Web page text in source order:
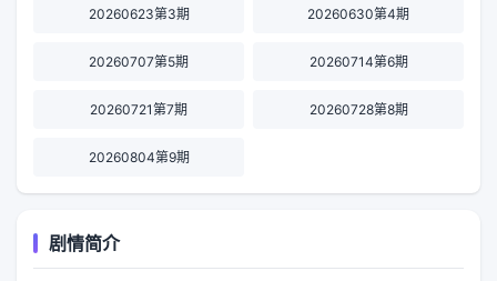
20260623第3期 20260630第4期
20260707第5期 20260714第6期
20260721第7期 20260728第8期
20260804第9期
剧情简介